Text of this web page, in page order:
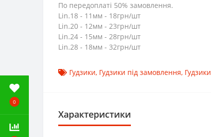
0
По передоплаті 50% замовлення.
Lin.18 - 11мм - 18грн/шт
Lin.20 - 12мм - 23грн/шт
Lin.24 - 15мм - 28грн/шт
Lin.28 - 18мм - 32грн/шт
Гудзики, Гудзики під замовлення, Гудзики
Характеристики